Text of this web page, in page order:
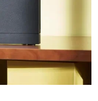
れるマンガ家・田中圭
ンガです。
の魅力を画面や操作の
、硬派で骨太な評論連載